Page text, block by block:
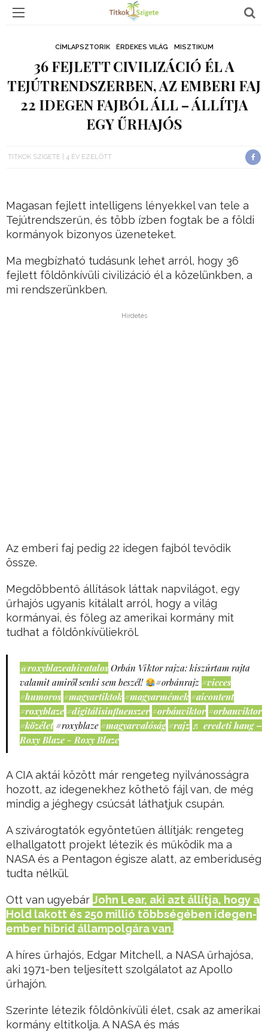
CÍMLAPSZTORIK ÉRDEKES VILÁG MISZTIKUM
36 FEJLETT CIVILIZÁCIÓ ÉL A
TEJÚTRENDSZERBEN, AZ EMBERI FAJ
22 IDEGEN FAJBÓL ÁLL – ÁLLÍTJA
EGY ŰRHAJÓS
TITKOK SZIGETE 4 ÉV EZELŐTT
Magasan fejlett intelligens lényekkel van tele a
Tejútrendszerűn, és több ízben fogtak be a földi
kormányok bizonyos üzeneteket.
Ma megbízható tudásunk lehet arról, hogy 36
fejlett földönkívüli civilizáció él a közelünkben, a
mi rendszerünkben.
Hirdetés
Az emberi faj pedig 22 idegen fajból tevődik
össze.
Megdöbbentő állítások láttak napvilágot, egy
űrhajós ugyanis kitálalt arról, hogy a világ
kormányai, és főleg az amerikai kormány mit
tudhat a földönkívüliekről.
@roxyblazeahivatalos Orbán Viktor rajza: kiszúrtam rajta
valamit amiről senki sem beszél!
#orbánrajz #vicces
#humoros #magyartiktok #magyarmémek #aicontent
#roxyblaze #digitálisinfluenszer #orbánviktor #orbanviktor
#közélet #roxyblaze #magyarvalóság #rajz ♬ eredeti hang –
Roxy Blaze - Roxy Blaze
A CIA aktái között már rengeteg nyilvánosságra
hozott, az idegenekhez köthető fájl van, de még
mindig a jéghegy csúcsát láthatjuk csupán.
A szivárogtatók egyöntetűen állítják: rengeteg
elhallgatott projekt létezik és működik ma a
NASA és a Pentagon égisze alatt, az emberiduség
tudta nélkül.
Ott van ugyebár John Lear, aki azt állítja, hogy a
Hold lakott és 250 millió többségében idegen-
ember hibrid állampolgára van.
A híres űrhajós, Edgar Mitchell, a NASA űrhajósa,
aki 1971-ben teljesített szolgálatot az Apollo
űrhajón.
Szerinte létezik földönkívüli élet, csak az amerikai
kormány eltitkolja. A NASA és más